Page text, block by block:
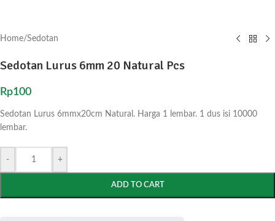
Home/Sedotan
Sedotan Lurus 6mm 20 Natural Pcs
Rp100
Sedotan Lurus 6mmx20cm Natural. Harga 1 lembar. 1 dus isi 10000
lembar.
- +
ADD TO CART